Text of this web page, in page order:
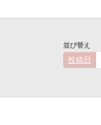
並び替え
投稿日